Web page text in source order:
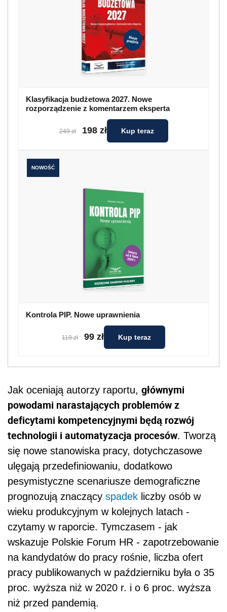
Klasyfikacja budżetowa 2027. Nowe
rozporządzenie z komentarzem eksperta
249 zł 198 zł Kup teraz
NOWOŚĆ
Kontrola PIP. Nowe uprawnienia
119 zł 99 zł Kup teraz
Jak oceniają autorzy raportu, głównymi
powodami narastających problemów z
deficytami kompetencyjnymi będą rozwój
technologii i automatyzacja procesów. Tworzą
się nowe stanowiska pracy, dotychczasowe
ulęgają przedefiniowaniu, dodatkowo
pesymistyczne scenariusze demograficzne
prognozują znaczący spadek liczby osób w
wieku produkcyjnym w kolejnych latach -
czytamy w raporcie. Tymczasem - jak
wskazuje Polskie Forum HR - zapotrzebowanie
na kandydatów do pracy rośnie, liczba ofert
pracy publikowanych w październiku była o 35
proc. wyższa niż w 2020 r. i o 6 proc. wyższa
niż przed pandemią.